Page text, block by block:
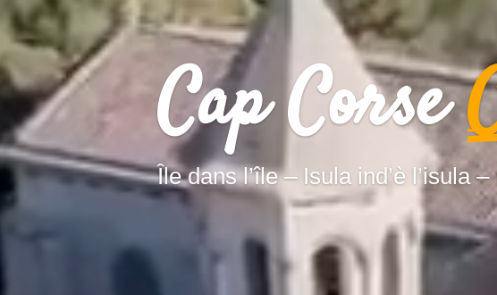
Cap Corse
Île dans l’île – Isula ind’è l’isula